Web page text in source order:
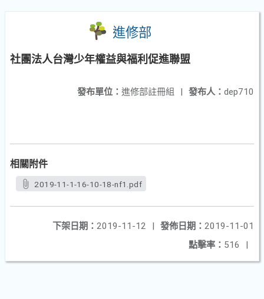
進修部
社團法人台灣少年權益與福利促進聯盟
發布人： dep710
發布單位： 進修部註冊組 |
相關附件
2019-11-1-16-10-18-nf1.pdf
發佈日期： 2019-11-01
下架日期： 2019-11-12
|
點擊率： 516 |